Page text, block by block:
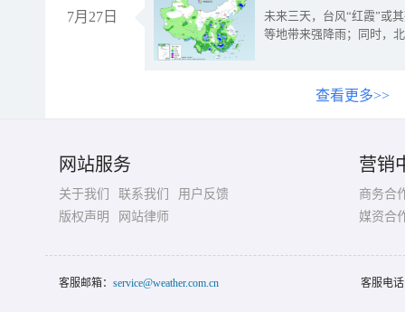
7月27日
未来三天，台风“红霞”或
等地带来强降雨；同时，
查看更多>>
网站服务
关于我们 联系我们
用户反馈
版权声明
网站律师
营销
商务合
媒资合
客服邮箱： service@weather.com.cn 客服电